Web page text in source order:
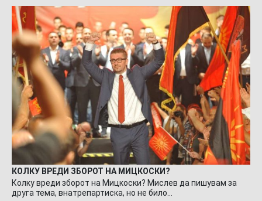
КОЛКУ ВРЕДИ ЗБОРОТ НА МИЦКОСКИ?
Колку вреди зборот на Мицкоски? Мислев да пишувам за
друга тема, внатрепартиска, но не било…